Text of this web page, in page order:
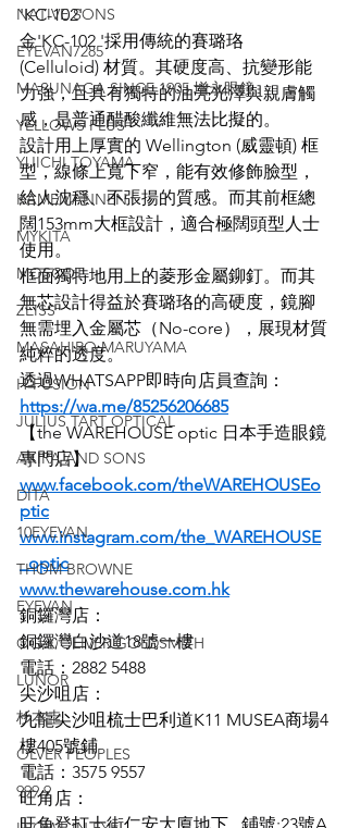
NATIVE SONS
EYEVAN7285
MASUNAGA SINCE 1905 增永眼鏡
YELLOWS PLUS
YUICHI TOYAMA
KAMEMANNEN
MYKITA
MOSCOT
ZEISS
MASAHIRO MARUYAMA
H-FUSION
JULIUS TART OPTICAL
AKIRA AND SONS
DITA
10EYEVAN
THOM BROWNE
EYEVAN
OG X OLIVER GOLDSMITH
LUNOR
杉本圭
OLVER PEOPLES
999.9
'KC-102'
金'KC-102 '採用傳統的賽璐珞
(Celluloid) 材質。其硬度高、抗變形能
力強，且具有獨特的油亮光澤與親膚觸
感，是普通醋酸纖維無法比擬的。
設計用上厚實的 Wellington (威靈頓) 框
型，線條上寬下窄，能有效修飾臉型，
給人沈穩、不張揚的質感。而其前框總
闊153mm大框設計，適合極闊頭型人士
使用。
框面獨特地用上的菱形金屬鉚釘。而其
無芯設計得益於賽璐珞的高硬度，鏡腳
無需埋入金屬芯（No-core），展現材質
純粹的透度。
透過WHATSAPP即時向店員查詢：
https://wa.me/85256206685
【the WAREHOUSE optic 日本手造眼鏡
專門店】
www.facebook.com/theWAREHOUSEo
ptic
www.instagram.com/the_WAREHOUSE
_optic
www.thewarehouse.com.hk
銅鑼灣店：
銅鑼灣白沙道18號一樓
電話：2882 5488
尖沙咀店：
九龍尖沙咀梳士巴利道K11 MUSEA商場4
樓405號鋪
電話：3575 9557
旺角店：